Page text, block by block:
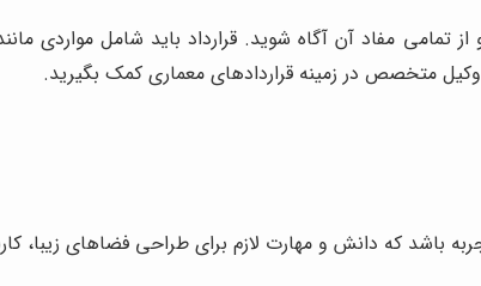
از تمامی مفاد آن آگاه شوید. قرارداد باید شامل
متخصص در زمینه قراردادهای معماری کمک بگیرید.
باشد که دانش و مهارت لازم برای طراحی فضاهای زیبا،